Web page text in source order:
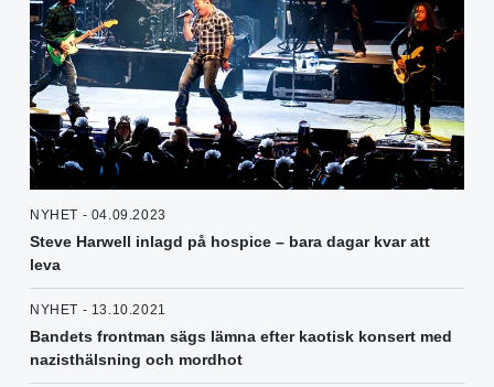
NYHET - 04.09.2023
Steve Harwell inlagd på hospice – bara dagar kvar att
leva
NYHET - 13.10.2021
Bandets frontman sägs lämna efter kaotisk konsert med
nazisthälsning och mordhot